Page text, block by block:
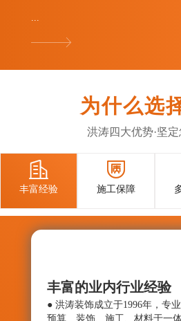
为什么选
洪涛四大优势·坚

丰富经验

施工保障
丰富的业内行业经验
● 洪涛装饰成立于1996年，专
预算、装饰、施工、材料于一